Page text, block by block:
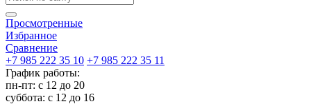
Просмотренные
Избранное
Сравнение
+7 985 222 35 10 +7 985 222 35 11
График работы:
пн-пт: с 12 до 20
суббота: c 12 до 16